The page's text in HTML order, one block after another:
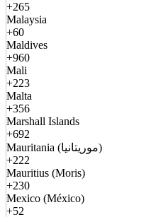
+265
Malaysia
+60
Maldives
+960
Mali
+223
Malta
+356
Marshall Islands
+692
Mauritania (موريتانيا)
+222
Mauritius (Moris)
+230
Mexico (México)
+52